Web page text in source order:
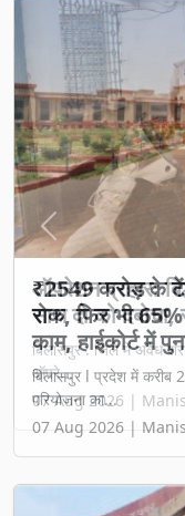
₹2549 करोड़ के
रोक, फिर भी 65%
काम, हाईकोर्ट में
बिलासपुर l प्रदेश में करीब
परियोजना का...
07 Aug 2026 |
Previous